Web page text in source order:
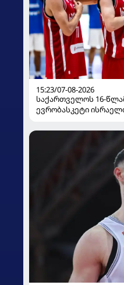
15:23/07-08-2026
საქართველოს 16-
ევრობასკეტი